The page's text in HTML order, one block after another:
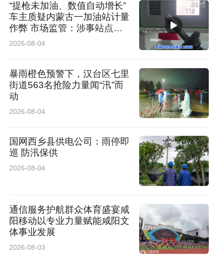
“提枪未加油、数值自动增长”
车主质疑内蒙古一加油站计量
作弊 市场监管：涉事站点停
业 加油机封存送检
2026-08-04
暴雨橙色预警下，汉台区七里
街道563名抢险力量闻“汛”而
动
2026-08-04
国网西乡县供电公司：雨停即
巡 防汛保供
2026-08-04
通信服务护航群众体育盛宴咸
阳移动以专业力量赋能咸阳文
体事业发展
2026-08-03